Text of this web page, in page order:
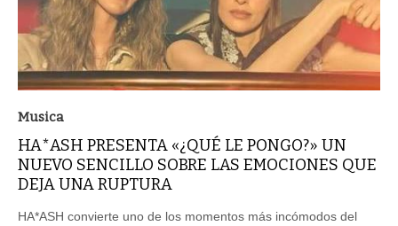
HA*ASH PRESENTA «¿QUÉ LE PONGO?» UN
NUEVO SENCILLO SOBRE LAS EMOCIONES QUE
DEJA UNA RUPTURA
desamor en una balada honesta sobre las dudas, los recuerdos